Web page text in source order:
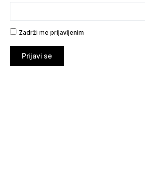
Zadrži me prijavljenim
Prijavi se